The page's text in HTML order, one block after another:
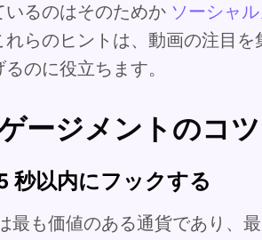
いるのはそのためか ソーシャ
れらのヒントは、動画の注目
のに役立ちます。
ージメントのコ
秒以内にフックする
最も価値のある通貨であり、